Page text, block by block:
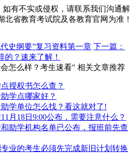
如有不实或侵权，请联系我们沟通解
北省教育考试院及各教育官网为准！
史纲要”复习资料第一章 下一篇：
的？速来了解！
怎么样？考生速看" 相关文章推荐
授权书怎么查？
学点哪家好？
学单位怎么找？看这就对了!
月18日9:00公布，需要注意什么？
助学机构名单已公布，报班前先查
业的考生必须先完成新旧计划转换